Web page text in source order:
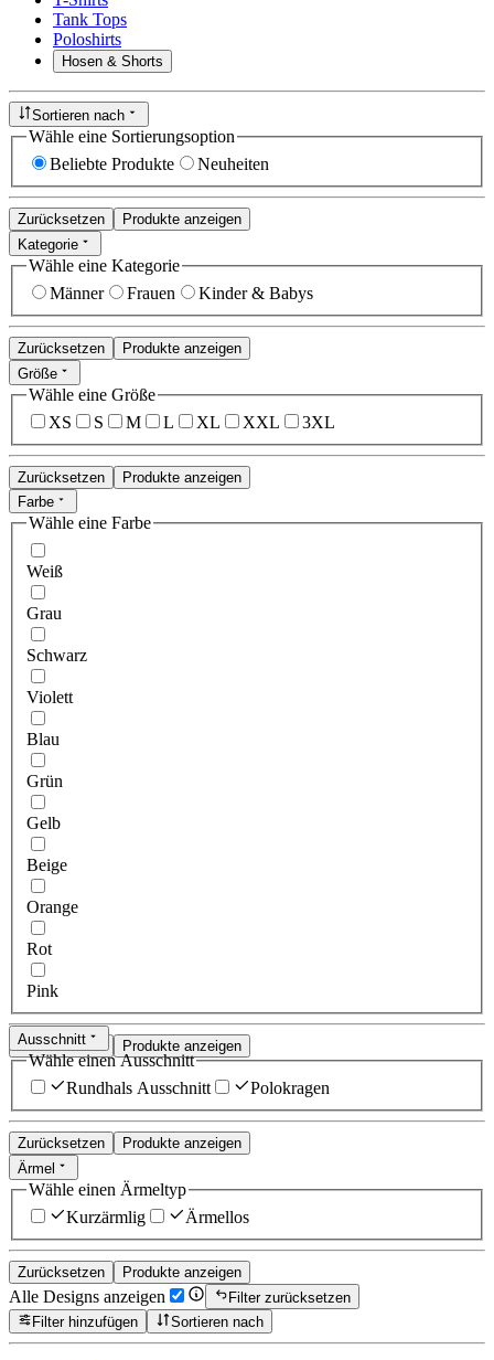
Tank Tops
Poloshirts
Hosen & Shorts
Sortieren nach
Wähle eine Sortierungsoption
Beliebte Produkte
Neuheiten
Zurücksetzen
Produkte anzeigen
Kategorie
Wähle eine Kategorie
Männer
Frauen Kinder & Babys
Zurücksetzen
Produkte anzeigen
Größe
Wähle eine Größe
XS
S M L XL XXL 3XL
Zurücksetzen
Produkte anzeigen
Farbe
Wähle eine Farbe
Weiß
Grau
Schwarz
Violett
Blau
Grün
Gelb
Beige
Orange
Rot
Pink
Zurücksetzen Produkte anzeigen
Ausschnitt
Wähle einen Ausschnitt
Rundhals Ausschnitt
Polokragen
Zurücksetzen
Produkte anzeigen
Ärmel
Wähle einen Ärmeltyp
Kurzärmlig
Ärmellos
Zurücksetzen Produkte anzeigen
Alle Designs anzeigen
Filter zurücksetzen
Filter hinzufügen
Sortieren nach